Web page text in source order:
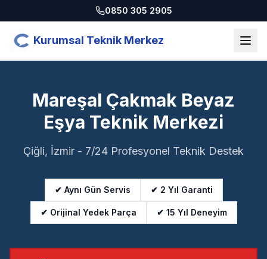
0850 305 2905
Kurumsal Teknik Merkez
Mareşal Çakmak Beyaz
Eşya Teknik Merkezi
Çiğli, İzmir - 7/24 Profesyonel Teknik Destek
✔ Aynı Gün Servis ✔ 2 Yıl Garanti
✔ Orijinal Yedek Parça ✔ 15 Yıl Deneyim